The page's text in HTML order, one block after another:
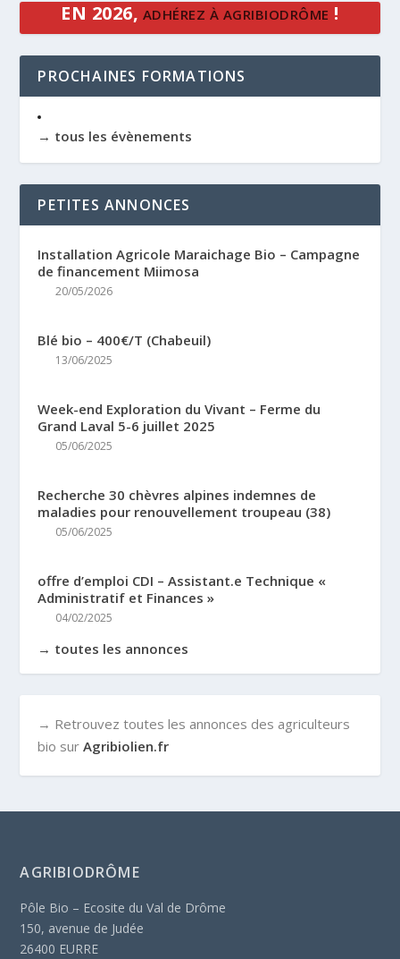
EN 2026, ADHÉREZ À AGRIBIODRÔME !
PROCHAINES FORMATIONS
→ tous les évènements
PETITES ANNONCES
Installation Agricole Maraichage Bio – Campagne
de financement Miimosa
20/05/2026
Blé bio – 400€/T (Chabeuil)
13/06/2025
Week-end Exploration du Vivant – Ferme du
Grand Laval 5-6 juillet 2025
05/06/2025
Recherche 30 chèvres alpines indemnes de
maladies pour renouvellement troupeau (38)
05/06/2025
offre d’emploi CDI – Assistant.e Technique «
Administratif et Finances »
04/02/2025
→ toutes les annonces
→ Retrouvez toutes les annonces des agriculteurs
bio surAgribiolien.fr
AGRIBIODRÔME
Pôle Bio – Ecosite du Val de Drôme
150, avenue de Judée
26400 EURRE